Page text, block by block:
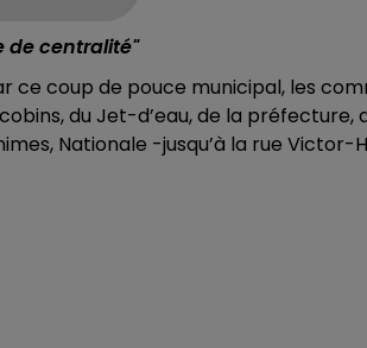
de centralité"
ce coup de pouce municipal, les
du Jet-d’eau, de la préfecture,
Nationale -jusqu’à la rue